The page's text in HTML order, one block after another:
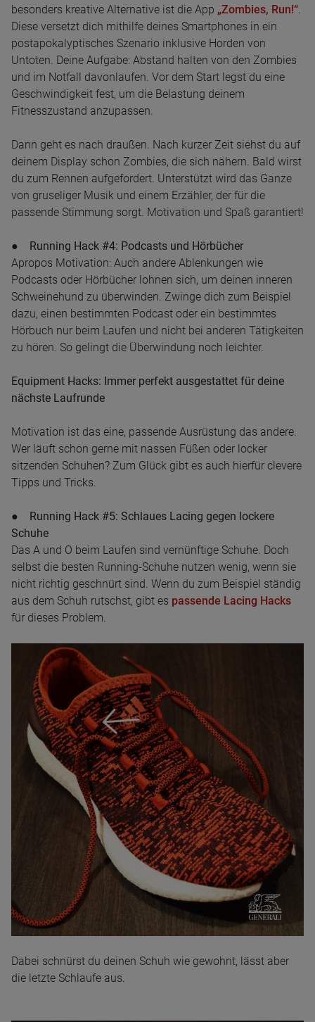
besonders kreative Alternative ist die App „Zombies, Run!“.
Diese versetzt dich mithilfe deines Smartphones in ein
postapokalyptisches Szenario inklusive Horden von
Untoten. Deine Aufgabe: Abstand halten von den Zombies
und im Notfall davonlaufen. Vor dem Start legst du eine
Geschwindigkeit fest, um die Belastung deinem
Fitnesszustand anzupassen.
Dann geht es nach draußen. Nach kurzer Zeit siehst du auf
deinem Display schon Zombies, die sich nähern. Bald wirst
du zum Rennen aufgefordert. Unterstützt wird das Ganze
von gruseliger Musik und einem Erzähler, der für die
passende Stimmung sorgt. Motivation und Spaß garantiert!
● Running Hack #4: Podcasts und Hörbücher
Apropos Motivation: Auch andere Ablenkungen wie
Podcasts oder Hörbücher lohnen sich, um deinen inneren
Schweinehund zu überwinden. Zwinge dich zum Beispiel
dazu, einen bestimmten Podcast oder ein bestimmtes
Hörbuch nur beim Laufen und nicht bei anderen Tätigkeiten
zu hören. So gelingt die Überwindung noch leichter.
Equipment Hacks: Immer perfekt ausgestattet für deine
nächste Laufrunde
Motivation ist das eine, passende Ausrüstung das andere.
Wer läuft schon gerne mit nassen Füßen oder locker
sitzenden Schuhen? Zum Glück gibt es auch hierfür clevere
Tipps und Tricks.
● Running Hack #5: Schlaues Lacing gegen lockere
Schuhe
Das A und O beim Laufen sind vernünftige Schuhe. Doch
selbst die besten Running-Schuhe nutzen wenig, wenn sie
nicht richtig geschnürt sind. Wenn du zum Beispiel ständig
aus dem Schuh rutschst, gibt es passende Lacing Hacks
für dieses Problem.
Dabei schnürst du deinen Schuh wie gewohnt, lässt aber
die letzte Schlaufe aus.